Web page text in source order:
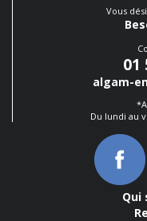
Vous
01
algam-
Du lundi au
Qui